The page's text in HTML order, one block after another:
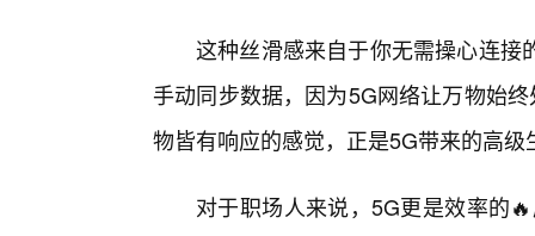
这种丝滑感来自于你无需操心连接
手动同步数据，因为5G网络让万物始
物皆有响应的感觉，正是5G带来的高级
对于职场人来说，5G更是效率的